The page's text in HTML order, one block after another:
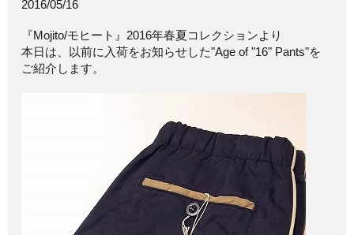
2016/05/16
『Mojito/モヒート』2016年春夏コレクションより
本日は、以前に入荷をお知らせした"Age of "16" Pants"を
ご紹介します。